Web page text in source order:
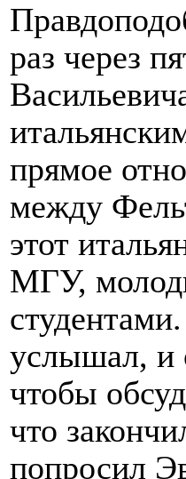
раз через
прямое
между
этот
МГУ,
услышал, и
чтобы
что
попросил